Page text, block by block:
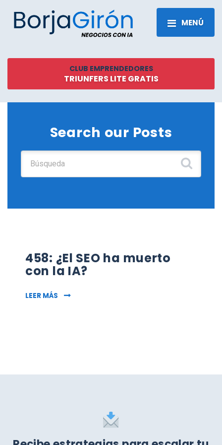
MENÚ
CLUB EMPRENDEDORES
TRIUNFERS LITE GRATIS
Search our Posts
458: ¿El SEO ha muerto
con la IA?
LEER MÁS 458: ¿EL SEO HA MUERTO CON LA IA?